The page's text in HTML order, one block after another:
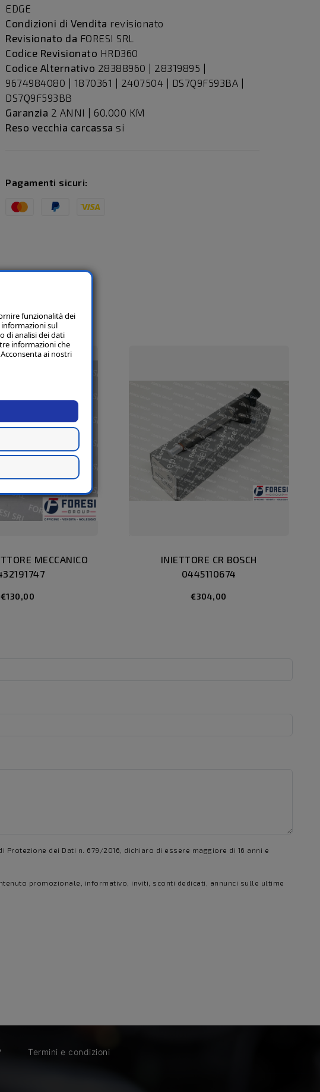
EDGE
Condizioni di Vendita revisionato
Revisionato da FORESI SRL
Codice Revisionato HRD360
Codice Alternativo 28388960 | 28319895 |
9674984080 | 1870361 | 2407504 | DS7Q9F593BA |
DS7Q9F593BB
Garanzia 2 ANNI | 60.000 KM
Reso vecchia carcassa si
Pagamenti sicuri:
MECCANICO
€130,00
INIETTORE CR BOSCH
0445110674
€304,00
dei Dati n. 679/2016, dichiaro di essere maggiore di 16 anni e
promozionale, informativo, inviti, sconti dedicati, annunci sulle ultime
Termini e condizioni
funzionalità dei
sul
di analisi dei dati
informazioni che
ai nostri